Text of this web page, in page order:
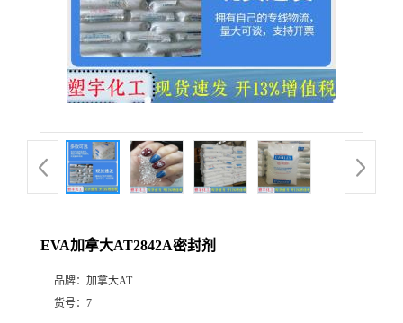
EVA加拿大AT2842A密封剂
品牌： 加拿大AT
货号： 7